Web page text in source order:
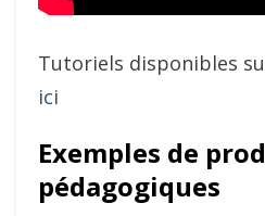
Tutoriels disponibles
ici
Exemples de
pédagogiques